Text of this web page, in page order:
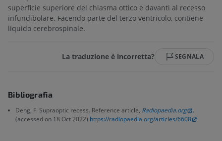
superficie superiore del chiasma ottico e davanti al recesso
infundibolare. Facendo parte del terzo ventricolo, contiene
liquido cerebrospinale.
La traduzione è incorretta? SEGNALA
Bibliografia
Deng, F. Supraoptic recess. Reference article, Radiopaedia.org
.
(accessed on 18 Oct 2022) https://radiopaedia.org/articles/6608